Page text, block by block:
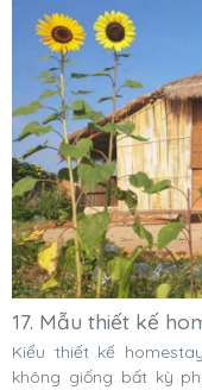
17. Mẫu thiết kế
Kiểu thiết kế
không giống bất kỳ